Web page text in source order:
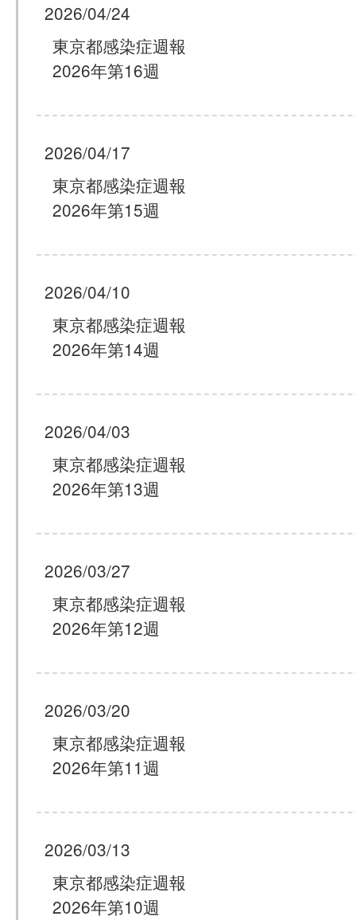
2026/04/24
東京都感染症週報
2026年第16週
2026/04/17
東京都感染症週報
2026年第15週
2026/04/10
東京都感染症週報
2026年第14週
2026/04/03
東京都感染症週報
2026年第13週
2026/03/27
東京都感染症週報
2026年第12週
2026/03/20
東京都感染症週報
2026年第11週
2026/03/13
東京都感染症週報
2026年第10週